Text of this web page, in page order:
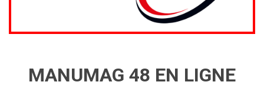
MANUMAG 48 EN LIGNE